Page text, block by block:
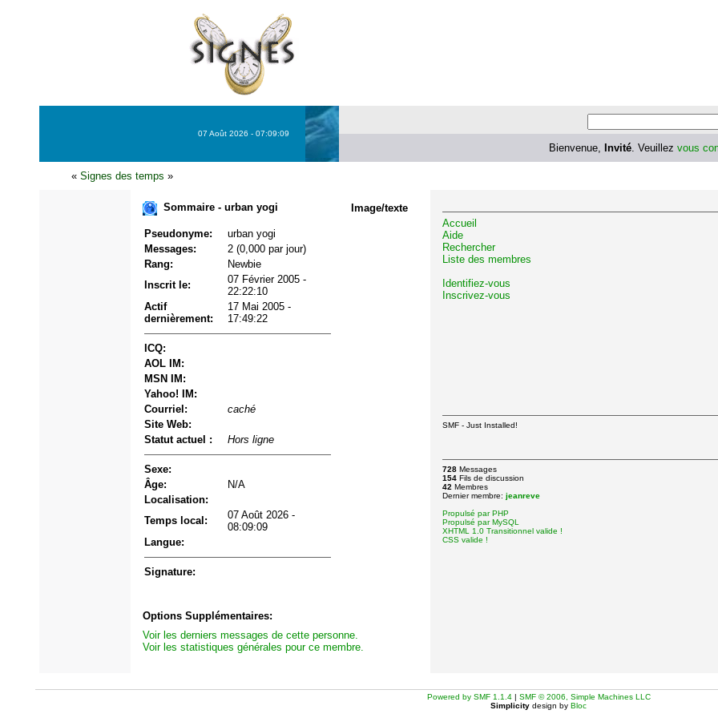
07 Août 2026 - 07:09:09
Bienvenue, Invité. Veuillez vous
« Signes des temps »
Sommaire - urban yogi Image/texte
Pseudonyme:
urban yogi
Messages:
2 (0,000 par jour)
Rang:
Newbie
Inscrit le:
07 Février 2005 -
22:22:10
Actif
dernièrement:
17 Mai 2005 -
17:49:22
ICQ:
AOL IM:
MSN IM:
Yahoo! IM:
Courriel:
caché
Site Web:
Statut actuel :
Hors ligne
Sexe:
Âge:
N/A
Localisation:
Temps local:
07 Août 2026 -
08:09:09
Langue:
Signature:
Options Supplémentaires:
Voir les derniers messages de cette personne.
Voir les statistiques générales pour ce membre.
Accueil
Aide
Rechercher
Liste des membres
Identifiez-vous
Inscrivez-vous
SMF - Just Installed!
728 Messages
154 Fils de discussion
42 Membres
Dernier membre: jeanreve
Propulsé par PHP
Propulsé par MySQL
XHTML 1.0 Transitionnel valide !
CSS valide !
Powered by SMF 1.1.4| SMF © 2006, Simple Machines LLC
Simplicity design by Bloc